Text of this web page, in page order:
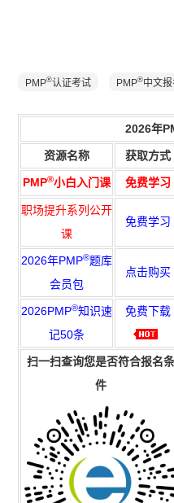
PMP®认证考试 PMP®中文报
2026年
资源名称 获取方式
PMP®小白入门课 免费学习
职场提升系列公开
课
免费学习
2026年PMP®题库
会员包
点击购买
2026PMP®知识速
记50条
免费下载
扫一扫查询您是否符合报名条
件